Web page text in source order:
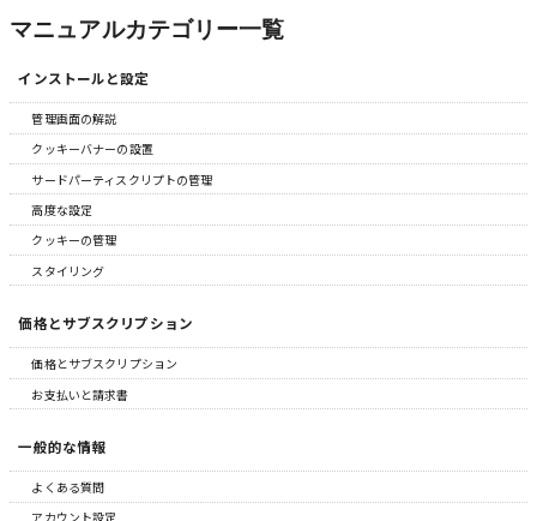
マニュアルカテゴリー一覧
インストールと設定
管理画面の解説
クッキーバナーの設置
サードパーティスクリプトの管理
高度な設定
クッキーの管理
スタイリング
価格とサブスクリプション
価格とサブスクリプション
お支払いと請求書
一般的な情報
よくある質問
アカウント設定